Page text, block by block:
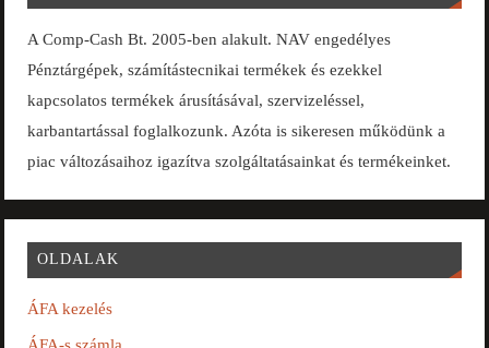
A Comp-Cash Bt. 2005-ben alakult. NAV engedélyes
Pénztárgépek, számítástecnikai termékek és ezekkel
kapcsolatos termékek árusításával, szervizeléssel,
karbantartással foglalkozunk. Azóta is sikeresen működünk a
piac változásaihoz igazítva szolgáltatásainkat és termékeinket.
OLDALAK
ÁFA kezelés
ÁFA-s számla